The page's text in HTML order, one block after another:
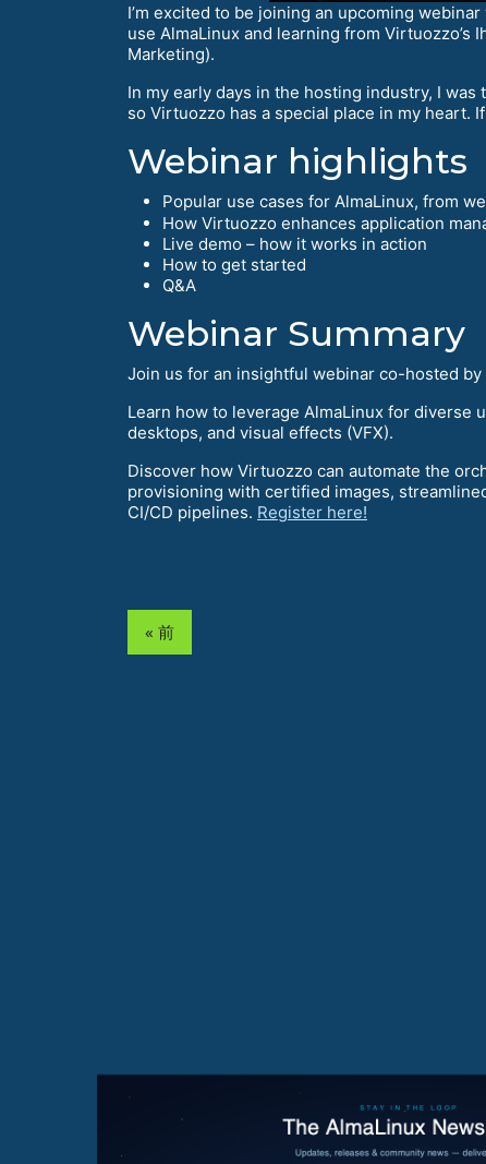
I’m excited to be joining an upcoming
use AlmaLinux and learning from
Marketing).
In my early days in the hosting industry, I
so Virtuozzo has a special place in my heart.
Webinar highlights
Popular use cases for AlmaLinux, from
How Virtuozzo enhances application
Live demo – how it works in action
How to get started
Q&A
Webinar Summary
Join us for an insightful webinar co-hosted
Learn how to leverage AlmaLinux for diverse
desktops, and visual effects (VFX).
Discover how Virtuozzo can automate the
provisioning with certified images,
CI/CD pipelines. Register here!
« 前